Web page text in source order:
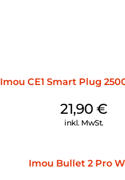
Imou CE1 Smart Plug
21,90€
inkl. MwSt.
Imou Bullet 2 Pro